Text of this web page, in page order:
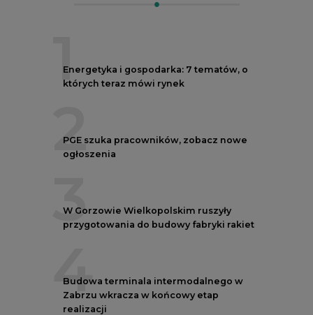
1
Energetyka i gospodarka: 7 tematów, o
których teraz mówi rynek
2
PGE szuka pracowników, zobacz nowe
ogłoszenia
3
W Gorzowie Wielkopolskim ruszyły
przygotowania do budowy fabryki rakiet
4
Budowa terminala intermodalnego w
Zabrzu wkracza w końcowy etap
realizacji